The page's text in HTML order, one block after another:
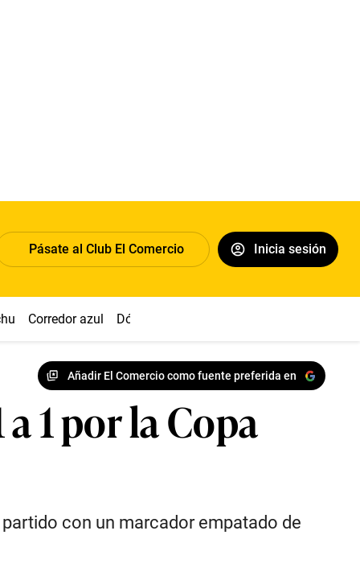
Pásate al Club El Comercio Inicia sesión
Corredor azul Dólar
Añadir El Comercio como fuente preferida en
1 por la Copa
con un marcador empatado de